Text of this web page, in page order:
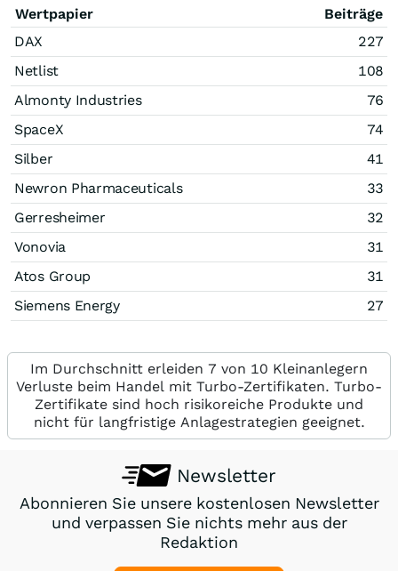
Wertpapier
Beiträge
DAX
227
Netlist
108
Almonty Industries
76
SpaceX
74
Silber
41
Newron Pharmaceuticals
33
Gerresheimer
32
Vonovia
31
Atos Group
31
Siemens Energy
27
Im Durchschnitt erleiden 7 von 10 Kleinanlegern
Verluste beim Handel mit Turbo-Zertifikaten. Turbo-
Zertifikate sind hoch risikoreiche Produkte und
nicht für langfristige Anlagestrategien geeignet.
Newsletter
Abonnieren Sie unsere kostenlosen Newsletter
und verpassen Sie nichts mehr aus der
Redaktion